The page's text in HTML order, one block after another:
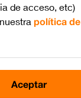
de acceso, etc)
política de
Aceptar